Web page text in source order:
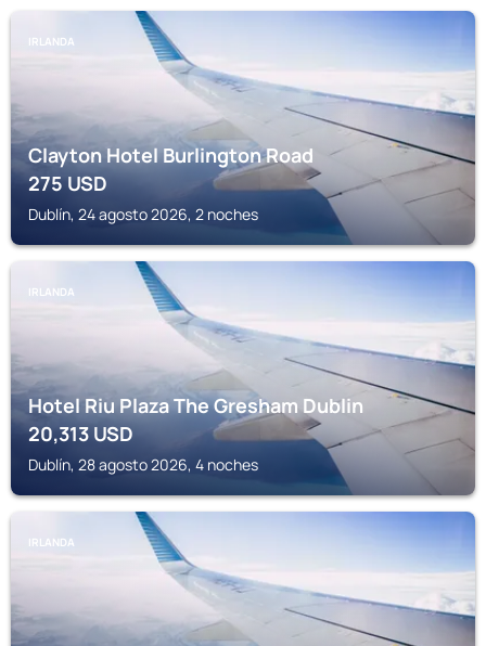
IRLANDA
Clayton Hotel Burlington Road
275USD
Dublín, 24 agosto 2026, 2 noches
IRLANDA
Hotel Riu Plaza The Gresham Dublin
20,313 USD
Dublín, 28 agosto 2026, 4 noches
IRLANDA